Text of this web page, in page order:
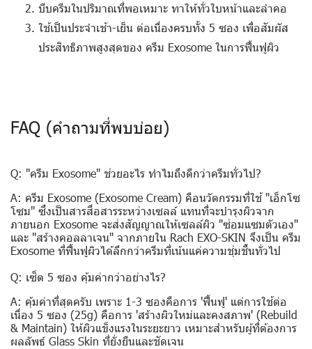
บีบครีมในปริมาณที่พอเหมาะ ทาให้ทั่วใบหน้าและลำคอ
ใช้เป็นประจำเช้า-เย็น ต่อเนื่องครบทั้ง 5 ซอง เพื่อสัมผัส
ประสิทธิภาพสูงสุดของ ครีม Exosome ในการฟื้นฟูผิว
FAQ (คำถามที่พบบ่อย)
Q: "ครีม Exosome" ช่วยอะไร ทำไมถึงดีกว่าครีมทั่วไป?
A: ครีม Exosome (Exosome Cream) คือนวัตกรรมที่ใช้ "เอ็กโซ
โซม" ซึ่งเป็นสารสื่อสารระหว่างเซลล์ แทนที่จะบำรุงผิวจาก
ภายนอก Exosome จะส่งสัญญาณให้เซลล์ผิว "ซ่อมแซมตัวเอง"
และ "สร้างคอลลาเจน" จากภายใน Rach EXO-SKIN จึงเป็น ครีม
Exosome ที่ฟื้นฟูผิวได้ลึกกว่าครีมที่เน้นแค่ความชุ่มชื้นทั่วไป
Q: เซ็ต 5 ซอง คุ้มค่ากว่าอย่างไร?
A: คุ้มค่าที่สุดครับ เพราะ 1-3 ซองคือการ 'ฟื้นฟู' แต่การใช้ต่อ
เนื่อง 5 ซอง (25g) คือการ 'สร้างผิวใหม่และคงสภาพ' (Rebuild
& Maintain) ให้ผิวแข็งแรงในระยะยาว เหมาะสำหรับผู้ที่ต้องการ
ผลลัพธ์ Glass Skin ที่ยั่งยืนและชัดเจน